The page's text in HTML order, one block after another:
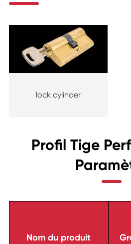
lock cylinder
Profil Tige
Nom du produit